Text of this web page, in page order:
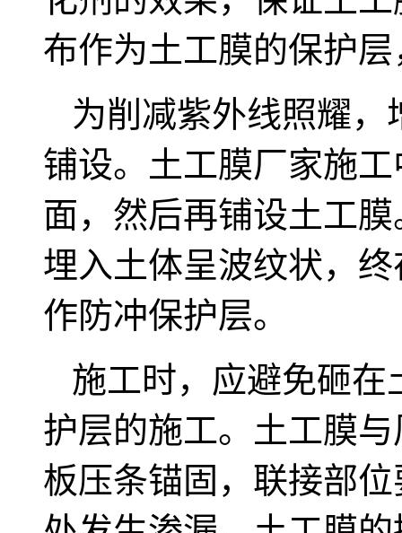
布作为土工膜的保护
为削减紫外线照耀
铺设。土工膜厂家施
面，然后再铺设土工
埋入土体呈波纹状，
作防冲保护层。
施工时，应避免砸在
护层的施工。土工膜
板压条锚固，联接部